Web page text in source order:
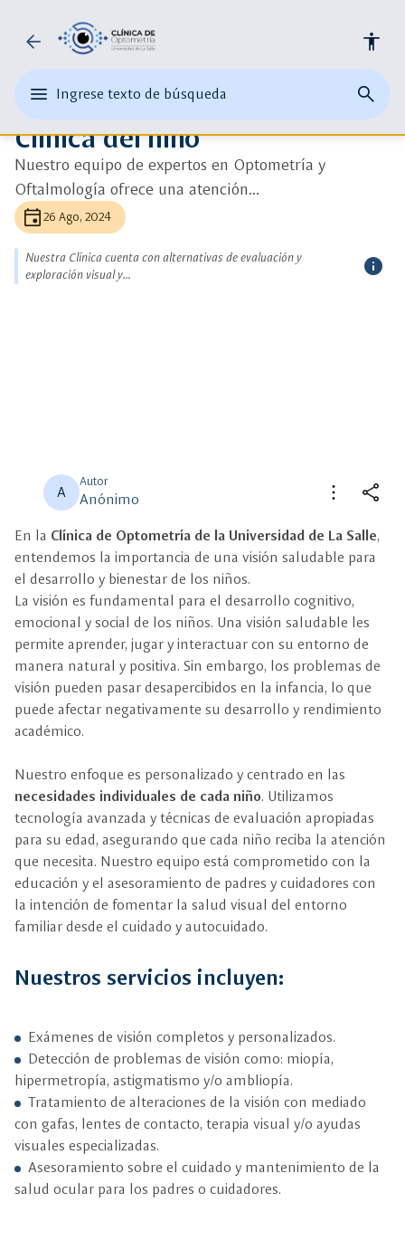
arrow_back
Universidad
la
Salle
menu
el
menu
principal
Ingrese texto de búsqueda search
de
edit
Ingrese
o
una
palabra
clave
close
accessibility
ads_click Ver más detalle
auto_awesome
Clínica del niño
Nuestro equipo de expertos en Optometría y
Oftalmología ofrece una atención...
event 26 Ago, 2024
Nuestra Clínica cuenta con alternativas de evaluación y
exploración visual y...
info
A
Autor
Anónimo more_vert share
Compartir close
Seleccione un filtro close
descriptionDescripción
view_carouselMultimedia
En la Clínica de Optometría de la Universidad de La Salle,
entendemos la importancia de una visión saludable para
el desarrollo y bienestar de los niños.
La visión es fundamental para el desarrollo cognitivo,
emocional y social de los niños. Una visión saludable les
permite aprender, jugar y interactuar con su entorno de
manera natural y positiva. Sin embargo, los problemas de
visión pueden pasar desapercibidos en la infancia, lo que
puede afectar negativamente su desarrollo y rendimiento
académico.
Nuestro enfoque es personalizado y centrado en las
necesidades individuales de cada niño. Utilizamos
tecnología avanzada y técnicas de evaluación apropiadas
para su edad, asegurando que cada niño reciba la atención
que necesita. Nuestro equipo está comprometido con la
educación y el asesoramiento de padres y cuidadores con
la intención de fomentar la salud visual del entorno
familiar desde el cuidado y autocuidado.
Nuestros servicios incluyen:
Exámenes de visión completos y personalizados.
Detección de problemas de visión como: miopía,
hipermetropía, astigmatismo y/o ambliopía.
Tratamiento de alteraciones de la visión con mediado
con gafas, lentes de contacto, terapia visual y/o ayudas
visuales especializadas.
Asesoramiento sobre el cuidado y mantenimiento de la
salud ocular para los padres o cuidadores.